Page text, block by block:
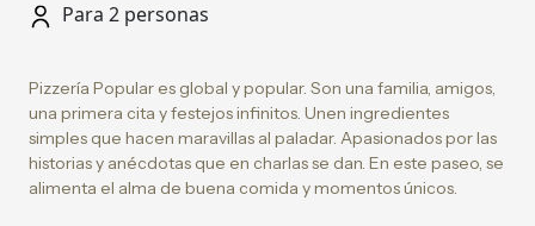
Para 2 personas
Pizzería Popular es global y popular. Son una familia, amigos,
una primera cita y festejos infinitos. Unen ingredientes
simples que hacen maravillas al paladar. Apasionados por las
historias y anécdotas que en charlas se dan. En este paseo, se
alimenta el alma de buena comida y momentos únicos.